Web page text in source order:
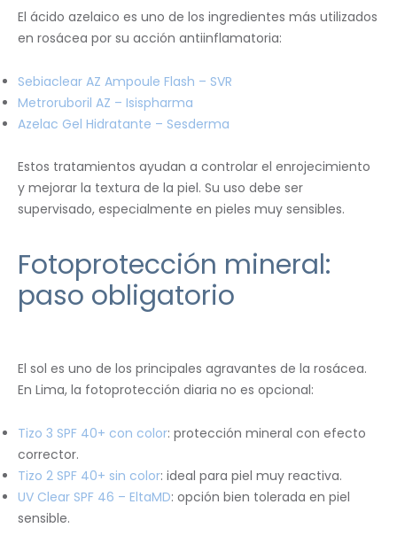
El ácido azelaico es uno de los ingredientes más utilizados
en rosácea por su acción antiinflamatoria:
Sebiaclear AZ Ampoule Flash – SVR
Metroruboril AZ – Isispharma
Azelac Gel Hidratante – Sesderma
Estos tratamientos ayudan a controlar el enrojecimiento
y mejorar la textura de la piel. Su uso debe ser
supervisado, especialmente en pieles muy sensibles.
Fotoprotección mineral:
paso obligatorio
El sol es uno de los principales agravantes de la rosácea.
En Lima, la fotoprotección diaria no es opcional:
Tizo 3 SPF 40+ con color: protección mineral con efecto
corrector.
Tizo 2 SPF 40+ sin color: ideal para piel muy reactiva.
UV Clear SPF 46 – EltaMD: opción bien tolerada en piel
sensible.